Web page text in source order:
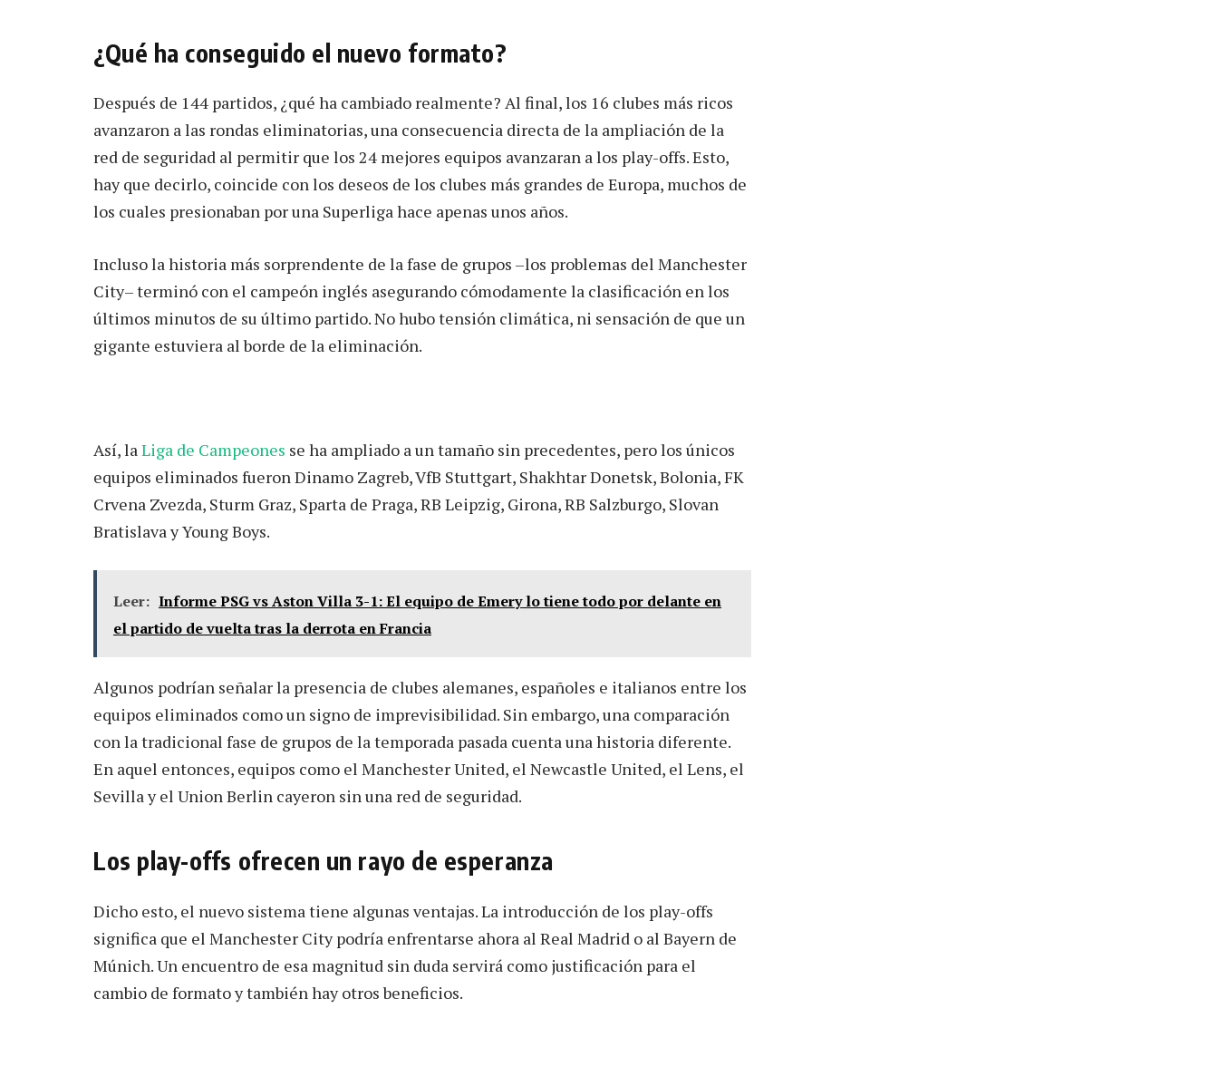
¿Qué ha conseguido el nuevo formato?
Después de 144 partidos, ¿qué ha cambiado realmente? Al final, los 16 clubes más ricos
avanzaron a las rondas eliminatorias, una consecuencia directa de la ampliación de la
red de seguridad al permitir que los 24 mejores equipos avanzaran a los play-offs. Esto,
hay que decirlo, coincide con los deseos de los clubes más grandes de Europa, muchos de
los cuales presionaban por una Superliga hace apenas unos años.
Incluso la historia más sorprendente de la fase de grupos –los problemas del Manchester
City– terminó con el campeón inglés asegurando cómodamente la clasificación en los
últimos minutos de su último partido. No hubo tensión climática, ni sensación de que un
gigante estuviera al borde de la eliminación.
Así, laLiga de Campeones se ha ampliado a un tamaño sin precedentes, pero los únicos
equipos eliminados fueron Dinamo Zagreb, VfB Stuttgart, Shakhtar Donetsk, Bolonia, FK
Crvena Zvezda, Sturm Graz, Sparta de Praga, RB Leipzig, Girona, RB Salzburgo, Slovan
Bratislava y Young Boys.
Leer: Informe PSG vs Aston Villa 3-1: El equipo de Emery lo tiene todo por delante en
el partido de vuelta tras la derrota en Francia
Algunos podrían señalar la presencia de clubes alemanes, españoles e italianos entre los
equipos eliminados como un signo de imprevisibilidad. Sin embargo, una comparación
con la tradicional fase de grupos de la temporada pasada cuenta una historia diferente.
En aquel entonces, equipos como el Manchester United, el Newcastle United, el Lens, el
Sevilla y el Union Berlin cayeron sin una red de seguridad.
Los play-offs ofrecen un rayo de esperanza
Dicho esto, el nuevo sistema tiene algunas ventajas. La introducción de los play-offs
significa que el Manchester City podría enfrentarse ahora al Real Madrid o al Bayern de
Múnich. Un encuentro de esa magnitud sin duda servirá como justificación para el
cambio de formato y también hay otros beneficios.